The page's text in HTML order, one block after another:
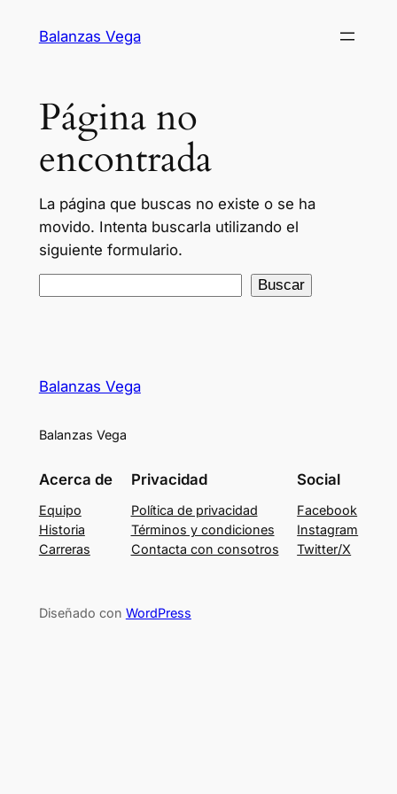
Balanzas Vega
Página no
encontrada
La página que buscas no existe o se ha
movido. Intenta buscarla utilizando el
siguiente formulario.
Buscar
Balanzas Vega
Balanzas Vega
Acerca de
Equipo
Historia
Carreras
Privacidad
Política de privacidad
Términos y condiciones
Contacta con consotros
Social
Facebook
Instagram
Twitter/X
Diseñado con WordPress